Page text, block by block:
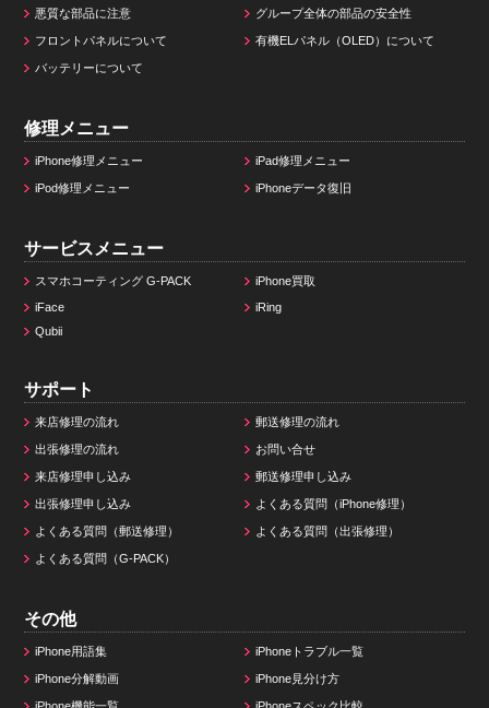
悪質な部品に注意 グループ全体の部品の安全性
フロントパネルについて 有機ELパネル（OLED）について
バッテリーについて
修理メニュー
iPhone修理メニュー iPad修理メニュー
iPod修理メニュー iPhoneデータ復旧
サービスメニュー
スマホコーティング G-PACK
iPhone買取
iFace
iRing
Qubii
サポート
来店修理の流れ 郵送修理の流れ
出張修理の流れ お問い合せ
来店修理申し込み 郵送修理申し込み
出張修理申し込み よくある質問（iPhone修理）
よくある質問（郵送修理） よくある質問（出張修理）
よくある質問（G-PACK）
その他
iPhone用語集 iPhoneトラブル一覧
iPhone分解動画 iPhone見分け方